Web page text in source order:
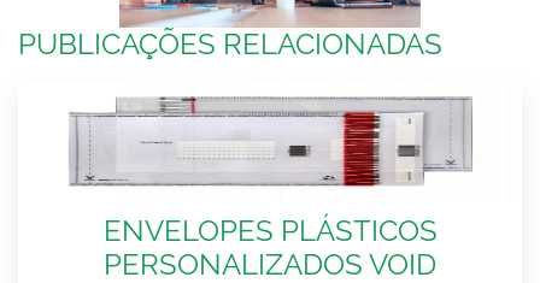
PUBLICAÇÕES RELACIONADAS
ENVELOPES PLÁSTICOS
PERSONALIZADOS VOID